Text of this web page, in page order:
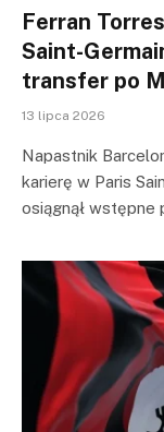
Ferran
Saint-
transfer po
13 lipca 2026
Napastnik
karierę w Paris
osiągnął